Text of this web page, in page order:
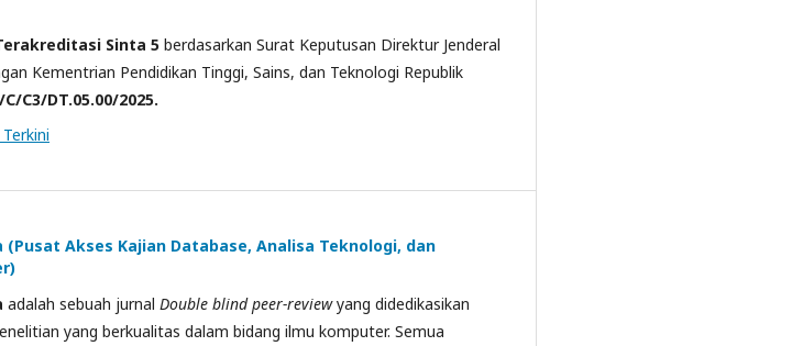
Sinta 5 berdasarkan Surat Keputusan Direktur Jenderal
Kementrian Pendidikan Tinggi, Sains, dan Teknologi Republik
C3/DT.05.00/2025.
(Pusat Akses Kajian Database, Analisa Teknologi, dan
adalah sebuah jurnal Double blind peer-review yang didedikasikan
yang berkualitas dalam bidang ilmu komputer. Semua